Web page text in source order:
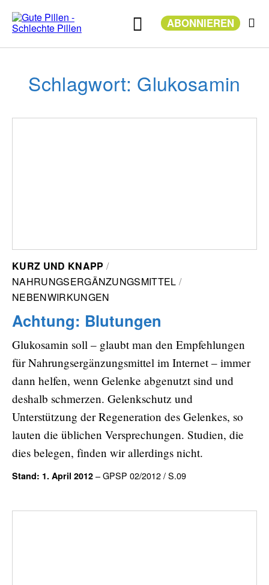
Inhalt
springen ABONNIEREN
Schlagwort: Glukosamin
KURZ UND KNAPP
NAHRUNGSERGÄNZUNGSMITTEL
NEBENWIRKUNGEN
Achtung: Blutungen
Glukosamin soll – glaubt man den Empfehlungen
für Nahrungsergänzungsmittel im Internet – immer
dann helfen, wenn Gelenke abgenutzt sind und
deshalb schmerzen. Gelenkschutz und
Unterstützung der Regeneration des Gelenkes, so
lauten die üblichen Versprechungen. Studien, die
dies belegen, finden wir allerdings nicht.
Stand: 1. April 2012 – GPSP 02/2012 / S.09